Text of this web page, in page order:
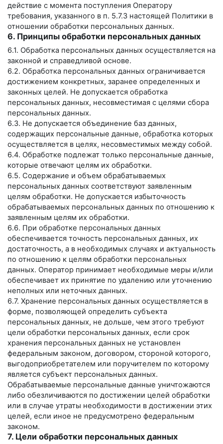
действие с момента поступления Оператору
требования, указанного в п. 5.7.3 настоящей Политики в
отношении обработки персональных данных.
6. Принципы обработки персональных данных
6.1. Обработка персональных данных осуществляется на
законной и справедливой основе.
6.2. Обработка персональных данных ограничивается
достижением конкретных, заранее определенных и
законных целей. Не допускается обработка
персональных данных, несовместимая с целями сбора
персональных данных.
6.3. Не допускается объединение баз данных,
содержащих персональные данные, обработка которых
осуществляется в целях, несовместимых между собой.
6.4. Обработке подлежат только персональные данные,
которые отвечают целям их обработки.
6.5. Содержание и объем обрабатываемых
персональных данных соответствуют заявленным
целям обработки. Не допускается избыточность
обрабатываемых персональных данных по отношению к
заявленным целям их обработки.
6.6. При обработке персональных данных
обеспечивается точность персональных данных, их
достаточность, а в необходимых случаях и актуальность
по отношению к целям обработки персональных
данных. Оператор принимает необходимые меры и/или
обеспечивает их принятие по удалению или уточнению
неполных или неточных данных.
6.7. Хранение персональных данных осуществляется в
форме, позволяющей определить субъекта
персональных данных, не дольше, чем этого требуют
цели обработки персональных данных, если срок
хранения персональных данных не установлен
федеральным законом, договором, стороной которого,
выгодоприобретателем или поручителем по которому
является субъект персональных данных.
Обрабатываемые персональные данные уничтожаются
либо обезличиваются по достижении целей обработки
или в случае утраты необходимости в достижении этих
целей, если иное не предусмотрено федеральным
законом.
7. Цели обработки персональных данных